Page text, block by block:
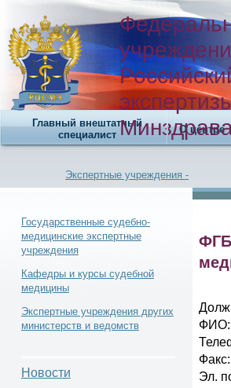
Главный внештатный
специалист
О центре
Экспертные учреждения -
Государственные судебно-
медицинские экспертные
учреждения
Кафедры и курсы судебной
медицины
Экспертные учреждения других
министерств и ведомств
Новости
ФИО:
Эл.